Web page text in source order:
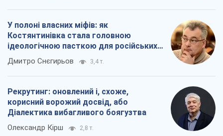
У полоні власних міфів: як
Костянтинівка стала головною
ідеологічною пасткою для російських
окупантів
Дмитро Снєгирьов 3,4 т.
Рекрутинг: оновлений і, схоже,
корисний ворожий досвід, або
Діалектика вибагливого боягузтва
Олександр Кірш 2,8 т.